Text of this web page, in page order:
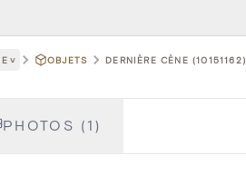
˅ OBJETS DERNIÈRE CÈNE (10151162)
PHOTOS (1)